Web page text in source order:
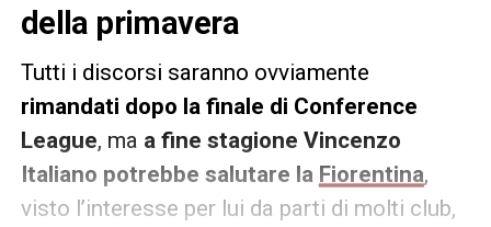
della primavera
Tutti i discorsi saranno ovviamente
rimandati dopo la finale di Conference
League, ma a fine stagione Vincenzo
Italiano potrebbe salutare la Fiorentina,
visto l’interesse per lui da parti di molti club,